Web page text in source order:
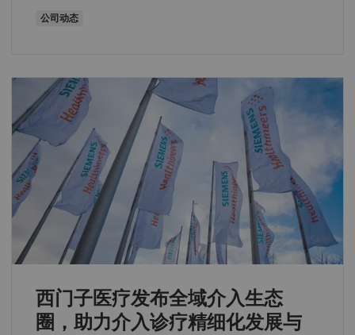
公司动态
西门子医疗发布全域介入生态
圈，助力介入诊疗精细化发展与